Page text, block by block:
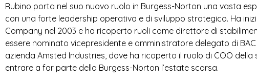
T
R
I
E
Rubino porta nel suo nuovo ruolo in Burgess-Norton una vasta
con una forte leadership operativa e di sviluppo strategico. Ha
Company nel 2003 e ha ricoperto ruoli come direttore di
essere nominato vicepresidente e amministratore delegato di
azienda Amsted Industries, dove ha ricoperto il ruolo di COO
entrare a far parte della Burgess-Norton l’estate scorsa.